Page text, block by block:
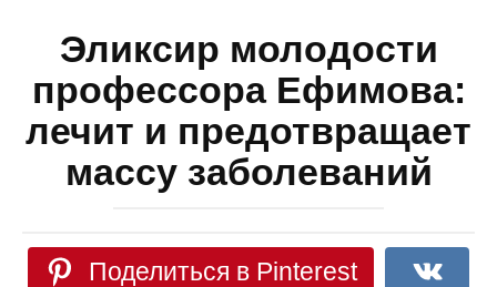
Эликсир молодости
профессора Ефимова:
лечит и предотвращает
массу заболеваний
Поделиться в Pinterest